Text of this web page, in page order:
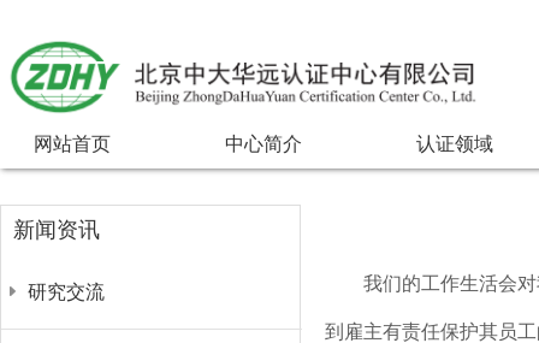
网站首页 中心简介 认证领域
我们的工作生活会对
到雇主有责任保护其员
新闻资讯
研究交流